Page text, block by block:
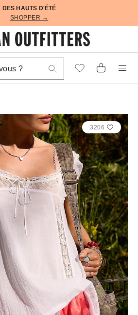
DES HAUTS D'ÉTÉ
SHOPPER →
3206